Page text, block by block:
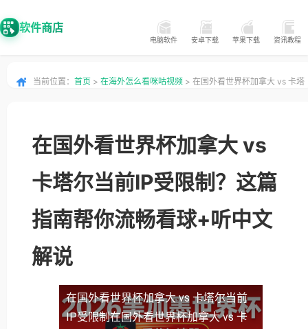
软件商店
电脑软件 安卓下载 苹果下载 资讯教程
当前位置： 首页 > 在海外怎么看咪咕视频 > 在国外看世界杯加拿大 vs 卡塔
在国外看世界杯加拿大 vs
卡塔尔当前IP受限制？这篇
指南帮你流畅看球+听中文
解说
在国外看世界杯加拿大 vs 卡塔尔当前
IP受限制在国外看世界杯加拿大 vs 卡